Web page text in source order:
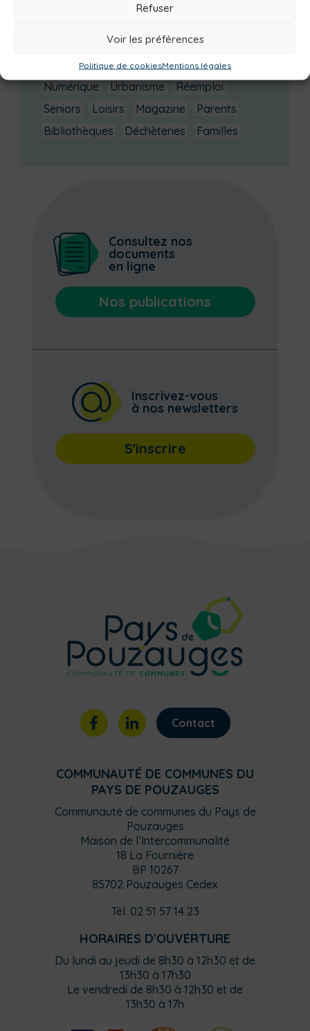
Refuser
Voir les préférences
Politique de cookiesMentions légales
Economie Jeunesse
Communes
Consommer local
Numérique
Urbanisme
Réemploi
Seniors
Loisirs Magazine
Parents
Bibliothèques
Déchèteries Familles
Consultez nos
documents
en ligne
Nos publications
Inscrivez-vous
à nos newsletters
S'inscrire
Contact
COMMUNAUTÉ DE COMMUNES DU
PAYS DE POUZAUGES
Communauté de communes du Pays de
Pouzauges
Maison de l’Intercommunalité
18 La Fournière
BP 10267
85702 Pouzauges Cedex
Tél. 02 51 57 14 23
HORAIRES D'OUVERTURE
Du lundi au jeudi de 8h30 à 12h30 et de
13h30 à 17h30
Le vendredi de 8h30 à 12h30 et de
13h30 à 17h